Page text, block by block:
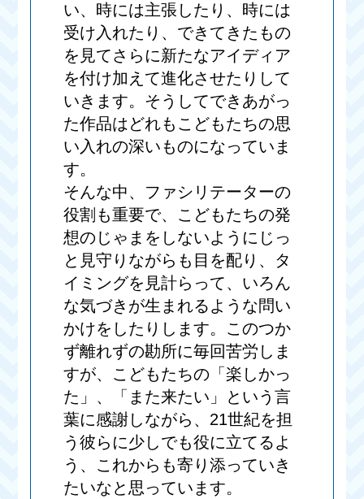
い、時には主張したり、時には
受け入れたり、できてきたもの
を見てさらに新たなアイディア
を付け加えて進化させたりして
いきます。そうしてできあがっ
た作品はどれもこどもたちの思
い入れの深いものになっていま
す。
そんな中、ファシリテーターの
役割も重要で、こどもたちの発
想のじゃまをしないようにじっ
と見守りながらも目を配り、タ
イミングを見計らって、いろん
な気づきが生まれるような問い
かけをしたりします。このつか
ず離れずの勘所に毎回苦労しま
すが、こどもたちの「楽しかっ
た」、「また来たい」という言
葉に感謝しながら、21世紀を担
う彼らに少しでも役に立てるよ
う、これからも寄り添っていき
たいなと思っています。